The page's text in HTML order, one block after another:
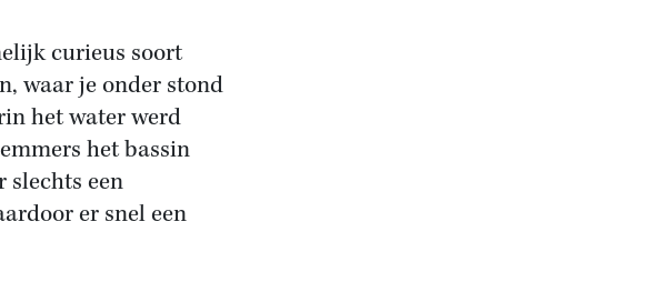
curieus soort
waar je onder stond
het water werd
het bassin
slechts een
er snel een